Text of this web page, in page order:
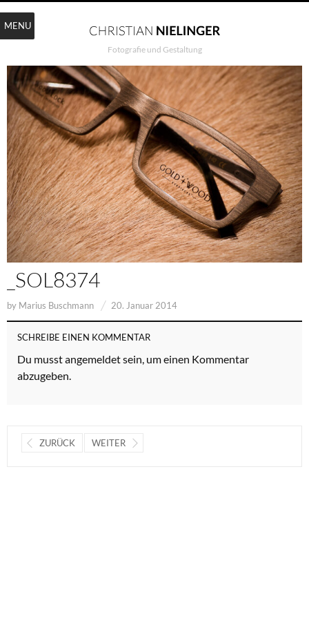
Fotografie und Gestaltung
_SOL8374
by Marius Buschmann 20. Januar 2014
SCHREIBE EINEN KOMMENTAR
Du musstangemeldetsein, um einen Kommentar
abzugeben.
ZURÜCK WEITER
MENU